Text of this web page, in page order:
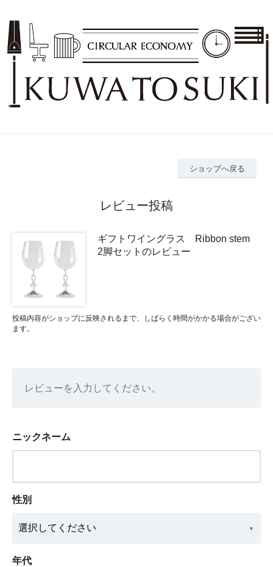
ショップへ戻る
レビュー投稿
ギフトワイングラス Ribbon stem
2脚セットのレビュー
投稿内容がショップに反映されるまで、しばらく時間がかかる場合がござい
ます。
レビューを入力してください。
ニックネーム
性別
年代